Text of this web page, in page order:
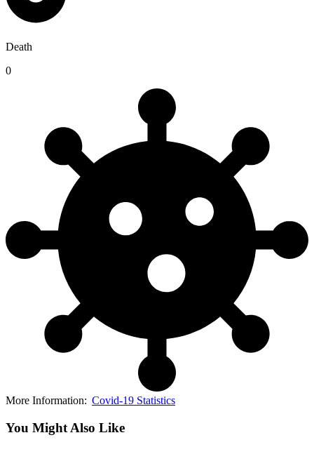
Death
0
More Information: Covid-19 Statistics
You Might Also Like